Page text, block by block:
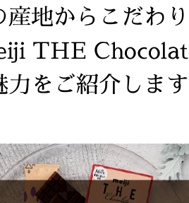
産地からこだわ
THE
力をご紹介しま